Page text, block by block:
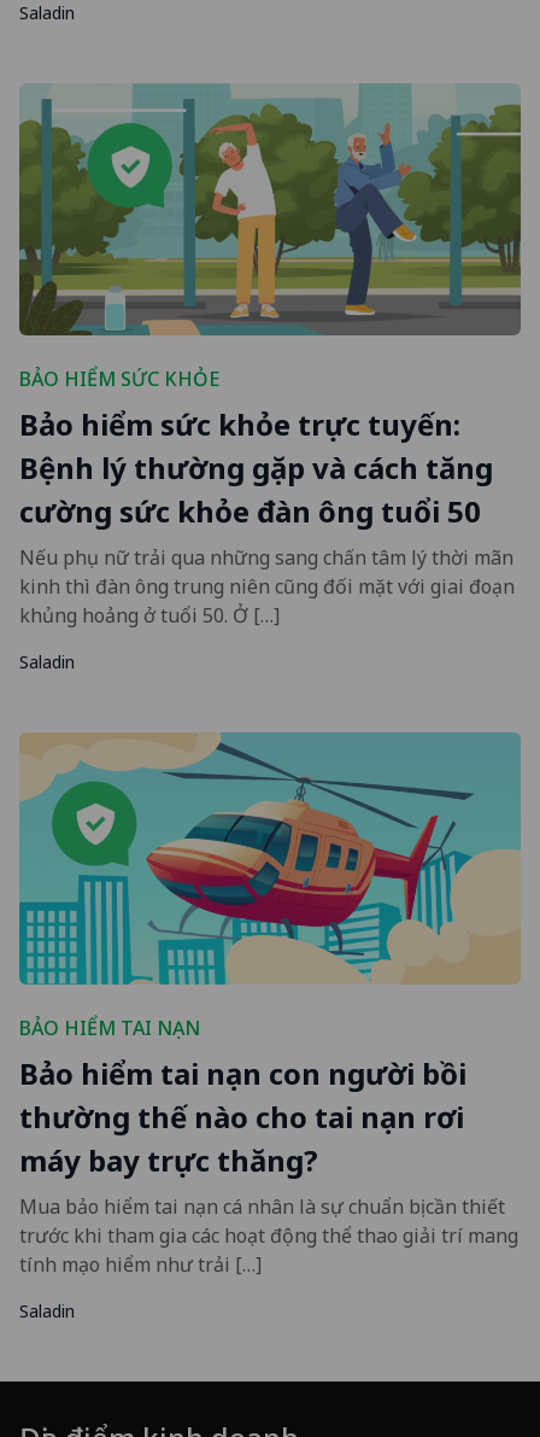
Saladin
BẢO HIỂM SỨC KHỎE
Bảo hiểm sức khỏe trực tuyến:
Bệnh lý thường gặp và cách tăng
cường sức khỏe đàn ông tuổi 50
Nếu phụ nữ trải qua những sang chấn tâm lý thời mãn
kinh thì đàn ông trung niên cũng đối mặt với giai đoạn
khủng hoảng ở tuổi 50. Ở […]
Saladin
BẢO HIỂM TAI NẠN
Bảo hiểm tai nạn con người bồi
thường thế nào cho tai nạn rơi
máy bay trực thăng?
Mua bảo hiểm tai nạn cá nhân là sự chuẩn bị cần thiết
trước khi tham gia các hoạt động thể thao giải trí mang
tính mạo hiểm như trải […]
Saladin